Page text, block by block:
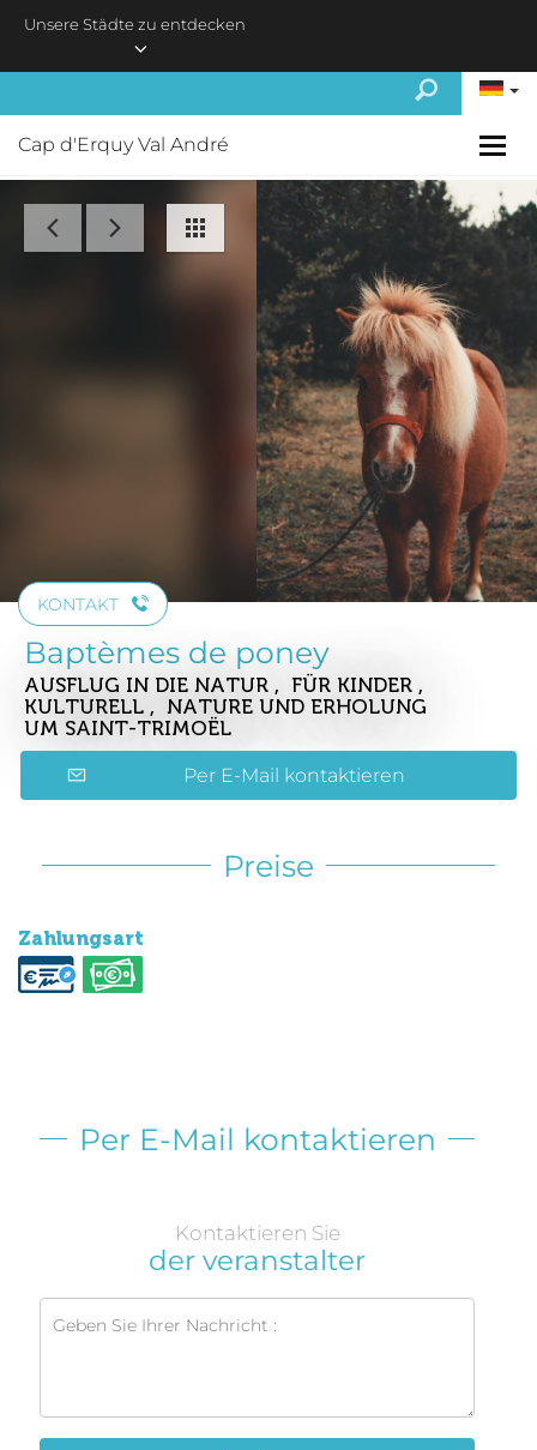
Unsere Städte zu entdecken
Cap d'Erquy Val André
KONTAKT
Baptèmes de poney
AUSFLUG IN DIE NATUR , FÜR KINDER ,
KULTURELL , NATURE UND ERHOLUNG
UM SAINT-TRIMOËL
Per E-Mail kontaktieren
Preise
Zahlungsart
Per E-Mail kontaktieren
Kontaktieren Sie
der veranstalter